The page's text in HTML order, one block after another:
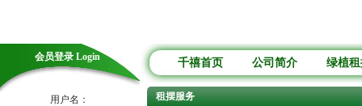
会员登录 Login
用户名：
千禧首页 公司简介 绿植
租摆服务